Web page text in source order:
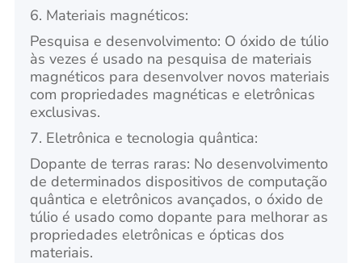
6. Materiais magnéticos:
Pesquisa e desenvolvimento: O óxido de túlio
às vezes é usado na pesquisa de materiais
magnéticos para desenvolver novos materiais
com propriedades magnéticas e eletrônicas
exclusivas.
7. Eletrônica e tecnologia quântica:
Dopante de terras raras: No desenvolvimento
de determinados dispositivos de computação
quântica e eletrônicos avançados, o óxido de
túlio é usado como dopante para melhorar as
propriedades eletrônicas e ópticas dos
materiais.